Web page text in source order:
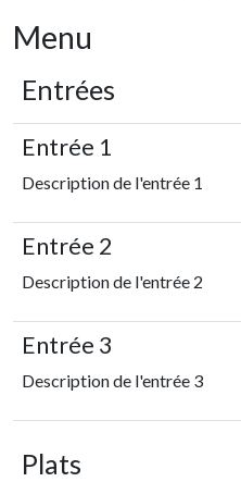
Menu
Entrées
Entrée 1
Description de l'entrée 1
Entrée 2
Description de l'entrée 2
Entrée 3
Description de l'entrée 3
Plats